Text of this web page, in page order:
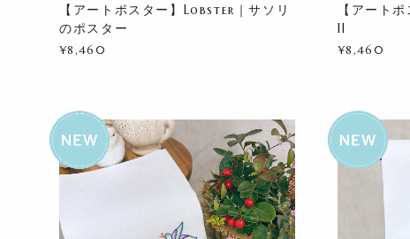
【アートポスター】Lobster｜サソリ
のポスター
¥8,460
【アート
¥8,460